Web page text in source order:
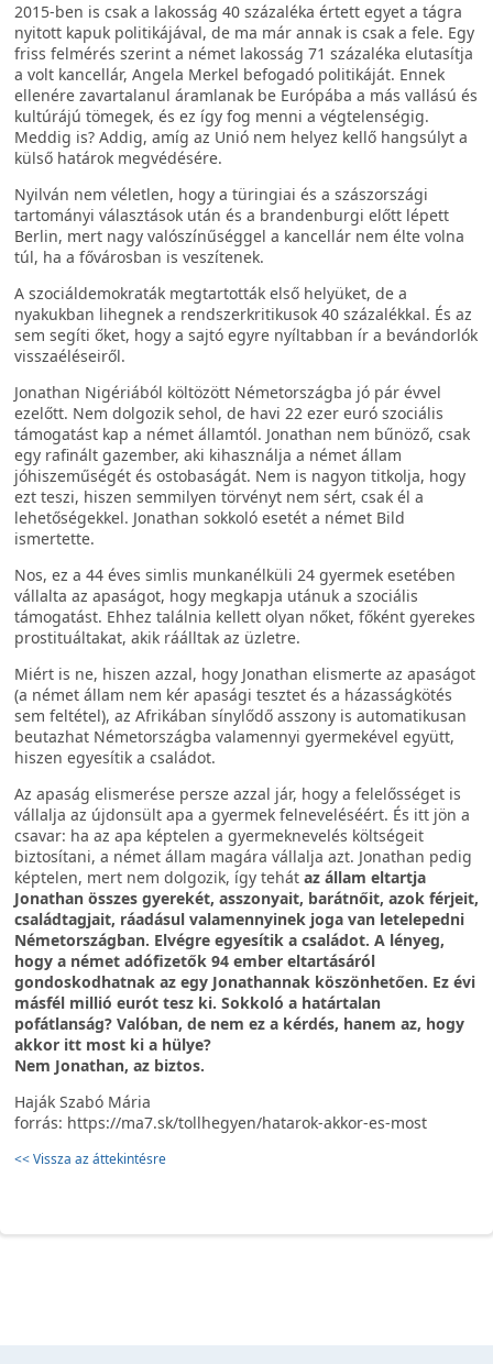
2015-ben is csak a lakosság 40 százaléka értett egyet a tágra
nyitott kapuk politikájával, de ma már annak is csak a fele. Egy
friss felmérés szerint a német lakosság 71 százaléka elutasítja
a volt kancellár, Angela Merkel befogadó politikáját. Ennek
ellenére zavartalanul áramlanak be Európába a más vallású és
kultúrájú tömegek, és ez így fog menni a végtelenségig.
Meddig is? Addig, amíg az Unió nem helyez kellő hangsúlyt a
külső határok megvédésére.
Nyilván nem véletlen, hogy a türingiai és a szászországi
tartományi választások után és a brandenburgi előtt lépett
Berlin, mert nagy valószínűséggel a kancellár nem élte volna
túl, ha a fővárosban is veszítenek.
A szociáldemokraták megtartották első helyüket, de a
nyakukban lihegnek a rendszerkritikusok 40 százalékkal. És az
sem segíti őket, hogy a sajtó egyre nyíltabban ír a bevándorlók
visszaéléseiről.
Jonathan Nigériából költözött Németországba jó pár évvel
ezelőtt. Nem dolgozik sehol, de havi 22 ezer euró szociális
támogatást kap a német államtól. Jonathan nem bűnöző, csak
egy rafinált gazember, aki kihasználja a német állam
jóhiszeműségét és ostobaságát. Nem is nagyon titkolja, hogy
ezt teszi, hiszen semmilyen törvényt nem sért, csak él a
lehetőségekkel. Jonathan sokkoló esetét a német Bild
ismertette.
Nos, ez a 44 éves simlis munkanélküli 24 gyermek esetében
vállalta az apaságot, hogy megkapja utánuk a szociális
támogatást. Ehhez találnia kellett olyan nőket, főként gyerekes
prostituáltakat, akik ráálltak az üzletre.
Miért is ne, hiszen azzal, hogy Jonathan elismerte az apaságot
(a német állam nem kér apasági tesztet és a házasságkötés
sem feltétel), az Afrikában sínylődő asszony is automatikusan
beutazhat Németországba valamennyi gyermekével együtt,
hiszen egyesítik a családot.
Az apaság elismerése persze azzal jár, hogy a felelősséget is
vállalja az újdonsült apa a gyermek felneveléséért. És itt jön a
csavar: ha az apa képtelen a gyermeknevelés költségeit
biztosítani, a német állam magára vállalja azt. Jonathan pedig
képtelen, mert nem dolgozik, így tehát az állam eltartja
Jonathan összes gyerekét, asszonyait, barátnőit, azok férjeit,
családtagjait, ráadásul valamennyinek joga van letelepedni
Németországban. Elvégre egyesítik a családot. A lényeg,
hogy a német adófizetők 94 ember eltartásáról
gondoskodhatnak az egy Jonathannak köszönhetően. Ez évi
másfél millió eurót tesz ki. Sokkoló a határtalan
pofátlanság? Valóban, de nem ez a kérdés, hanem az, hogy
akkor itt most ki a hülye?
Nem Jonathan, az biztos.
Haják Szabó Mária
forrás: https://ma7.sk/tollhegyen/hatarok-akkor-es-most
<< Vissza az áttekintésre